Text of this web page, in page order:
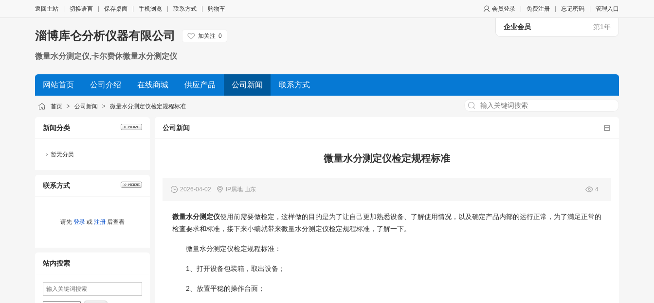
会员登录 免费注册 忘记密码 管理入口
返回主站 切换语言 保存桌面 手机浏览 联系方式 购物车
企业会员 第1年
淄博库仑分析仪器有限公司 加关注 0
微量水分测定仪,卡尔费休微量水分测定仪
网站首页 公司介绍 在线商城 供应产品 公司新闻 联系方式
首页 > 公司新闻 > 微量水分测定仪检定规程标准
新闻分类
暂无分类
联系方式
请先 登录 或 注册 后查看
站内搜索
公司新闻
微量水分测定仪检定规程标准
2026-04-02 IP属地 山东 4
微量水分测定仪使用前需要做检定，这样做的目的是为了让自己更加熟悉设备、了解使用情况，以及确定产品内部的运行正常，为了满足正常的
检查要求和标准，接下来小编就带来微量水分测定仪检定规程标准，了解一下。
微量水分测定仪检定规程标准：
1、打开设备包装箱，取出设备；
2、放置平稳的操作台面；